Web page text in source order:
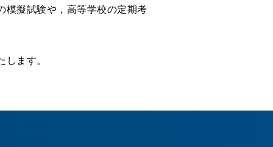
模擬試験や，高等学校の定期考
ます。